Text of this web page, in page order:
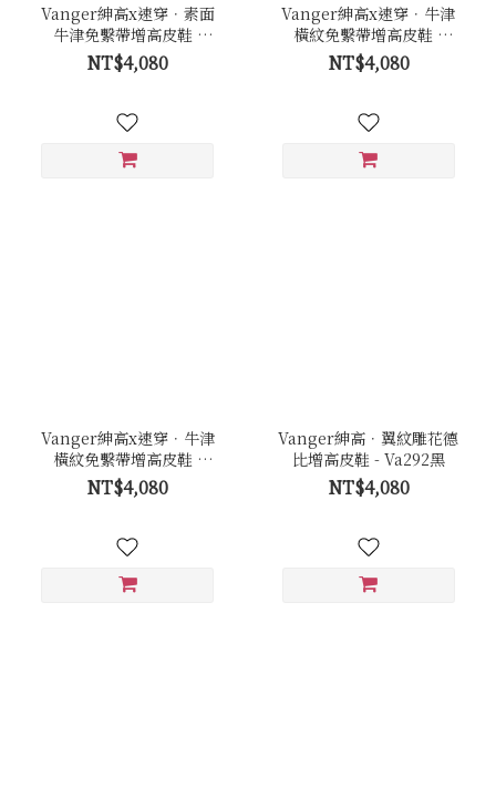
Vanger紳高x速穿．素面
牛津免繫帶增高皮鞋 -
Va294黑
NT$4,080
Vanger紳高x速穿．牛津
橫紋免繫帶增高皮鞋 -
Va289咖
NT$4,080
Vanger紳高x速穿．牛津
橫紋免繫帶增高皮鞋 -
Va289黑
NT$4,080
Vanger紳高．翼紋雕花德
比增高皮鞋 - Va292黑
NT$4,080